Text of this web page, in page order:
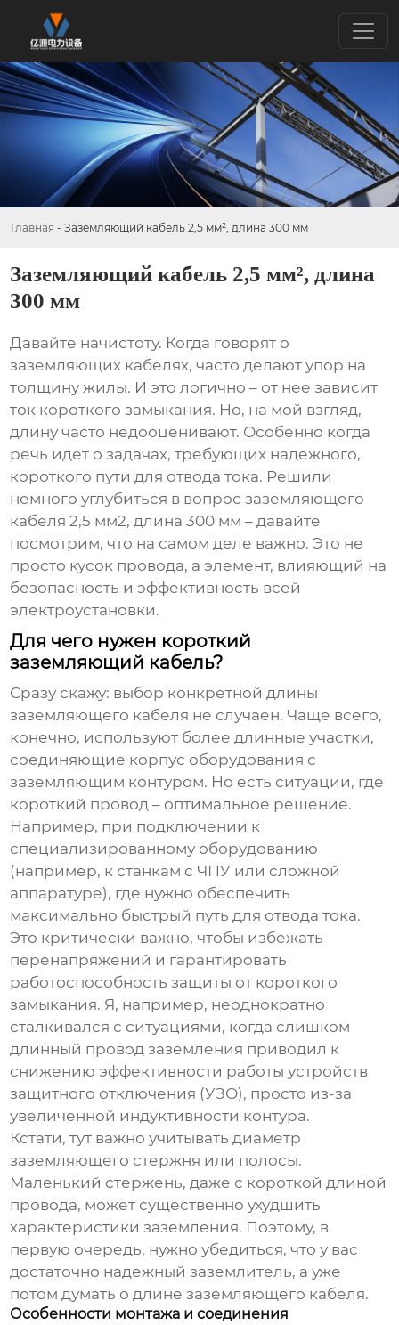
Главная - Заземляющий кабель 2,5 мм², длина 300 мм
Заземляющий кабель 2,5 мм², длина
300 мм
Давайте начистоту. Когда говорят о
заземляющих кабелях, часто делают упор на
толщину жилы. И это логично – от нее зависит
ток короткого замыкания. Но, на мой взгляд,
длину часто недооценивают. Особенно когда
речь идет о задачах, требующих надежного,
короткого пути для отвода тока. Решили
немного углубиться в вопросзаземляющего
кабеля 2,5 мм2, длина 300 мм – давайте
посмотрим, что на самом деле важно. Это не
просто кусок провода, а элемент, влияющий на
безопасность и эффективность всей
электроустановки.
Для чего нужен короткий
заземляющий кабель?
Сразу скажу: выбор конкретной длины
заземляющего кабеля не случаен. Чаще всего,
конечно, используют более длинные участки,
соединяющие корпус оборудования с
заземляющим контуром. Но есть ситуации, где
короткий провод – оптимальное решение.
Например, при подключении к
специализированному оборудованию
(например, к станкам с ЧПУ или сложной
аппаратуре), где нужно обеспечить
максимально быстрый путь для отвода тока.
Это критически важно, чтобы избежать
перенапряжений и гарантировать
работоспособность защиты от короткого
замыкания. Я, например, неоднократно
сталкивался с ситуациями, когда слишком
длинный провод заземления приводил к
снижению эффективности работы устройств
защитного отключения (УЗО), просто из-за
увеличенной индуктивности контура.
Кстати, тут важно учитывать диаметр
заземляющего стержня или полосы.
Маленький стержень, даже с короткой длиной
провода, может существенно ухудшить
характеристики заземления. Поэтому, в
первую очередь, нужно убедиться, что у вас
достаточно надежный заземлитель, а уже
потом думать о длинезаземляющего кабеля.
Особенности монтажа и соединения